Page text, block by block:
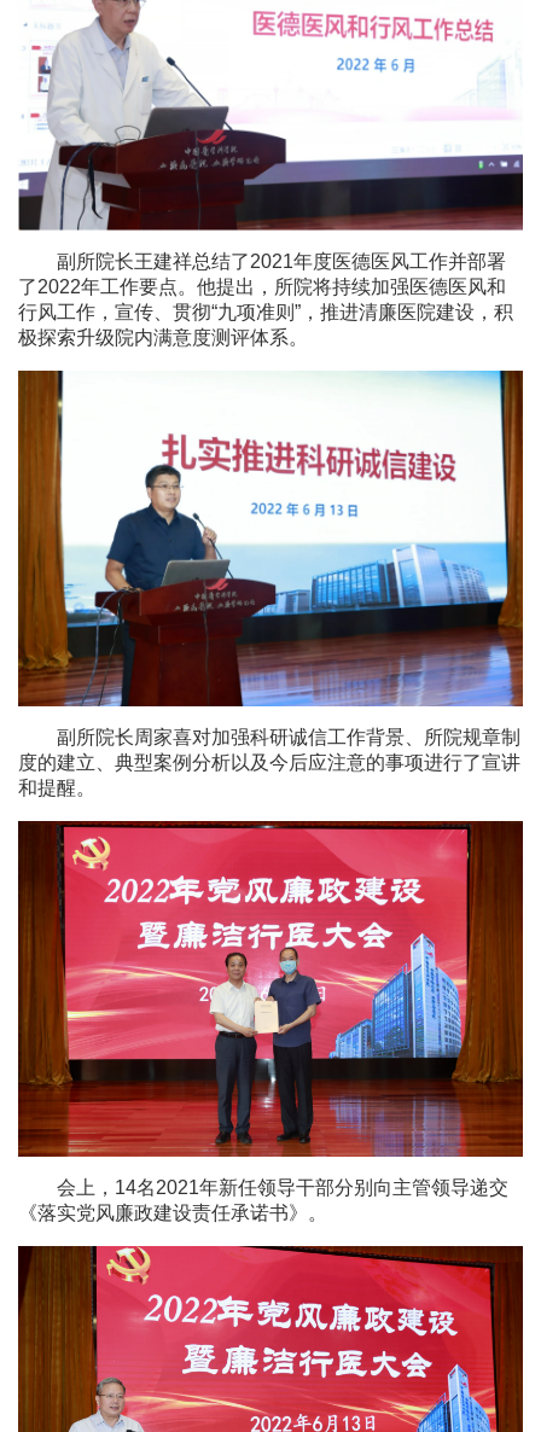
副所院长王建祥总结了2021年度医德医风工作并部署
了2022年工作要点。他提出，所院将持续加强医德医风和
行风工作，宣传、贯彻“九项准则”，推进清廉医院建设，积
极探索升级院内满意度测评体系。
副所院长周家喜对加强科研诚信工作背景、所院规章制
度的建立、典型案例分析以及今后应注意的事项进行了宣讲
和提醒。
会上，14名2021年新任领导干部分别向主管领导递交
《落实党风廉政建设责任承诺书》。